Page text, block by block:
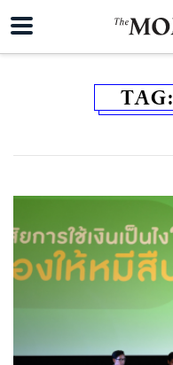
TAG: